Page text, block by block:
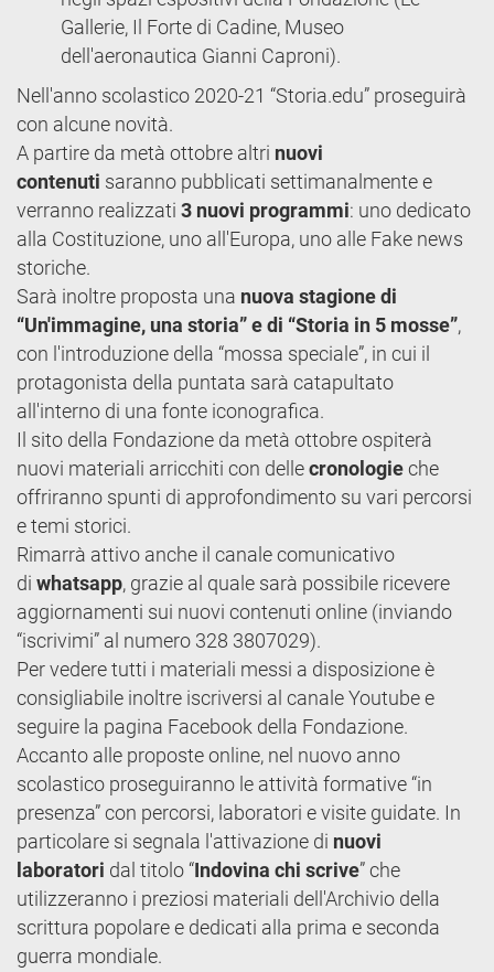
Gallerie, Il Forte di Cadine, Museo
dell'aeronautica Gianni Caproni).
Nell'anno scolastico 2020-21 “Storia.edu” proseguirà
con alcune novità.
A partire da metà ottobre altri nuovi
contenuti saranno pubblicati settimanalmente e
verranno realizzati 3 nuovi programmi: uno dedicato
alla Costituzione, uno all'Europa, uno alle Fake news
storiche.
Sarà inoltre proposta una nuova stagione di
“Un'immagine, una storia” e di “Storia in 5 mosse”,
con l'introduzione della “mossa speciale”, in cui il
protagonista della puntata sarà catapultato
all'interno di una fonte iconografica.
Il sito della Fondazione da metà ottobre ospiterà
nuovi materiali arricchiti con dellecronologieche
offriranno spunti di approfondimento su vari percorsi
e temi storici.
Rimarrà attivo anche il canale comunicativo
di whatsapp, grazie al quale sarà possibile ricevere
aggiornamenti sui nuovi contenuti online (inviando
“iscrivimi” al numero 328 3807029).
Per vedere tutti i materiali messi a disposizione è
consigliabile inoltre iscriversi al canale Youtube e
seguire la pagina Facebook della Fondazione.
Accanto alle proposte online, nel nuovo anno
scolastico proseguiranno le attività formative “in
presenza” con percorsi, laboratori e visite guidate. In
particolare si segnala l'attivazione di nuovi
laboratori dal titolo “Indovina chi scrive” che
utilizzeranno i preziosi materiali dell'Archivio della
scrittura popolare e dedicati alla prima e seconda
guerra mondiale.